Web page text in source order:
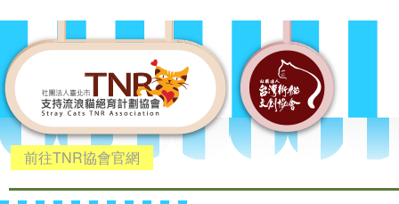
前往TNR協會官網